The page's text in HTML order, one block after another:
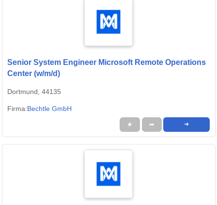
Senior System Engineer Microsoft Remote Operations
Center (w/m/d)
Dortmund, 44135
Firma:Bechtle GmbH
★ ➦ ➜